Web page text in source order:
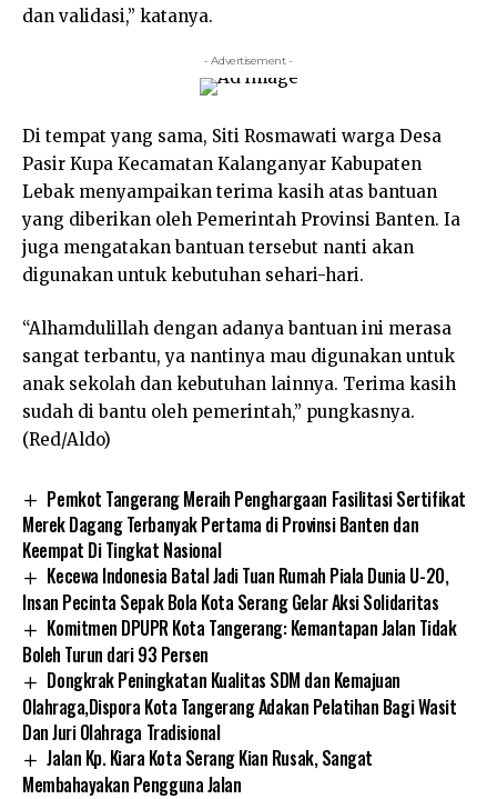
dan validasi,” katanya.
- Advertisement -
Di tempat yang sama, Siti Rosmawati warga Desa
Pasir Kupa Kecamatan Kalanganyar Kabupaten
Lebak menyampaikan terima kasih atas bantuan
yang diberikan oleh Pemerintah Provinsi Banten. Ia
juga mengatakan bantuan tersebut nanti akan
digunakan untuk kebutuhan sehari-hari.
“Alhamdulillah dengan adanya bantuan ini merasa
sangat terbantu, ya nantinya mau digunakan untuk
anak sekolah dan kebutuhan lainnya. Terima kasih
sudah di bantu oleh pemerintah,” pungkasnya.
(Red/Aldo)
Pemkot Tangerang Meraih Penghargaan Fasilitasi Sertifikat
Merek Dagang Terbanyak Pertama di Provinsi Banten dan
Keempat Di Tingkat Nasional
Kecewa Indonesia Batal Jadi Tuan Rumah Piala Dunia U-20,
Insan Pecinta Sepak Bola Kota Serang Gelar Aksi Solidaritas
Komitmen DPUPR Kota Tangerang: Kemantapan Jalan Tidak
Boleh Turun dari 93 Persen
Dongkrak Peningkatan Kualitas SDM dan Kemajuan
Olahraga,Dispora Kota Tangerang Adakan Pelatihan Bagi Wasit
Dan Juri Olahraga Tradisional
Jalan Kp. Kiara Kota Serang Kian Rusak, Sangat
Membahayakan Pengguna Jalan